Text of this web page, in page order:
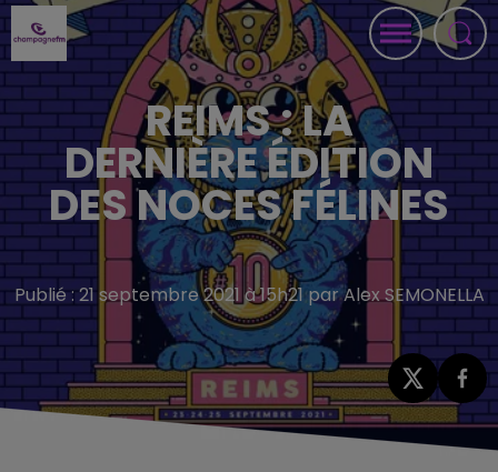
REIMS : LA
DERNIÈRE ÉDITION
DES NOCES FÉLINES
Publié : 21 septembre 2021 à 15h21 par Alex SEMONELLA